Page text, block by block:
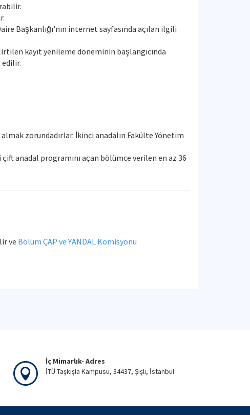
Başkanlığı'nın internet sayfasında açılan ilgili
kayıt yenileme döneminin başlangıcında
edilir.
almak zorundadırlar. İkinci anadalın Fakülte Yönetim
anadal programını açan bölümce verilen en az 36
ve Bölüm ÇAP ve YANDAL Komisyonu
İç Mimarlık- Adres
İTÜ Taşkışla Kampüsü, 34437, Şişli, İstanbul